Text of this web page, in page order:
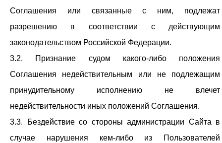
Соглашения или связанные с ним, подлежат
разрешению в соответствии с действующим
законодательством Российской Федерации.
3.2. Признание судом какого-либо положения
Соглашения недействительным или не подлежащим
принудительному исполнению не влечет
недействительности иных положений Соглашения.
3.3. Бездействие со стороны администрации Сайта в
случае нарушения кем-либо из Пользователей